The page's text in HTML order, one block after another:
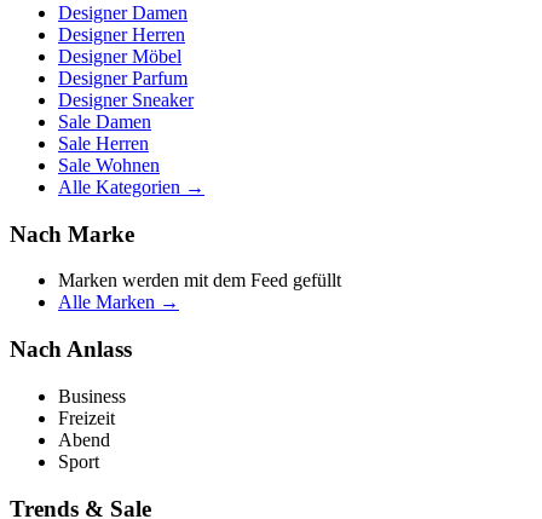
Designer Damen
Designer Herren
Designer Möbel
Designer Parfum
Designer Sneaker
Sale Damen
Sale Herren
Sale Wohnen
Alle Kategorien →
Nach Marke
Marken werden mit dem Feed gefüllt
Alle Marken →
Nach Anlass
Business
Freizeit
Abend
Sport
Trends & Sale